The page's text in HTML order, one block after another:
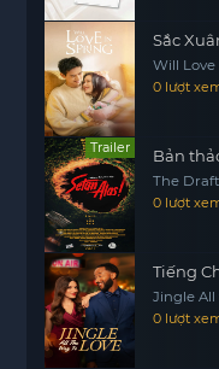
chỉ là một câu
học về tình yêu,
định khó khăn
Mỗi quyết định
chúng ta cần phải
khó khăn để bảo
Hãy cùng theo dõi
về những xung
qua.
Sắc
Will
0 lượt
Trailer Bản
The
0 lượt
Tiếng
Jingle All
0 lượt